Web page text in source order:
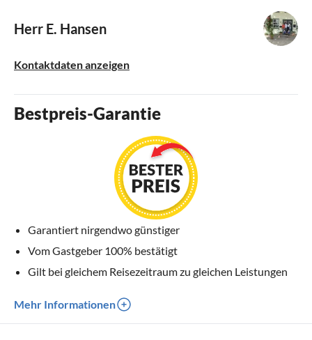
Herr E. Hansen
Kontaktdaten anzeigen
Bestpreis-Garantie
Garantiert nirgendwo günstiger
Vom Gastgeber 100% bestätigt
Gilt bei gleichem Reisezeitraum zu gleichen Leistungen
Mehr Informationen